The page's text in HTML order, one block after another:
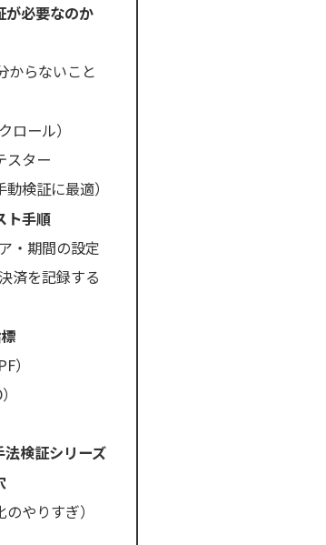
が必要なのか
からないこと
ール）
ター
検証に最適）
ト手順
・期間の設定
済を記録する
）
検証シリーズ
やりすぎ）